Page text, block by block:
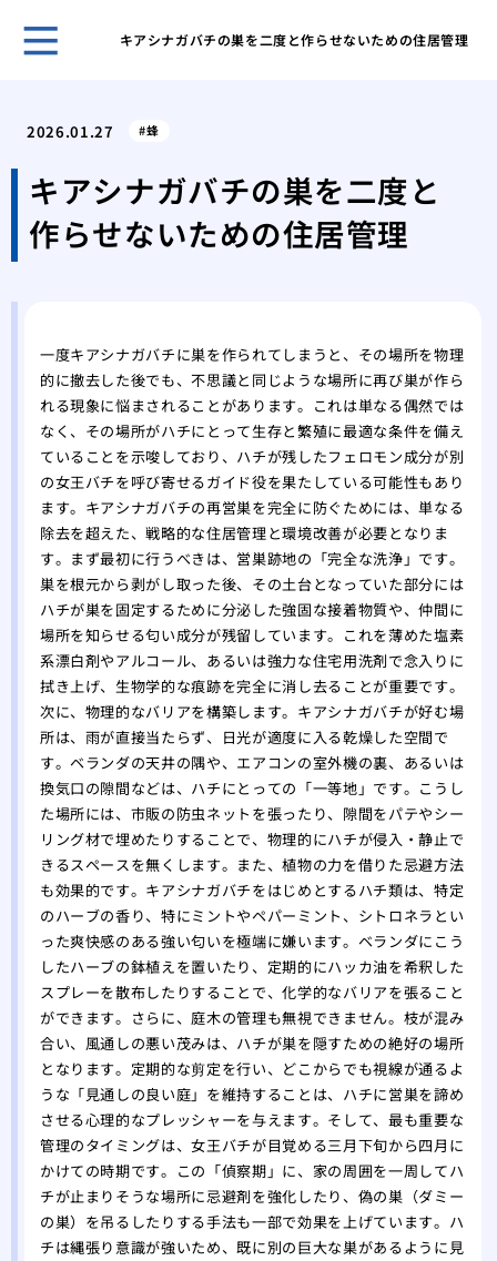
キアシナガバチの巣を二度と作らせないための住居管理
虫
紙
の
エ
ギ
2026.01.27 蜂
キアシナガバチの巣を二度と
作らせないための住居管理
一度キアシナガバチに巣を作られてしまうと、その場所を物理
的に撤去した後でも、不思議と同じような場所に再び巣が作ら
れる現象に悩まされることがあります。これは単なる偶然では
なく、その場所がハチにとって生存と繁殖に最適な条件を備え
ていることを示唆しており、ハチが残したフェロモン成分が別
の女王バチを呼び寄せるガイド役を果たしている可能性もあり
ます。キアシナガバチの再営巣を完全に防ぐためには、単なる
除去を超えた、戦略的な住居管理と環境改善が必要となりま
す。まず最初に行うべきは、営巣跡地の「完全な洗浄」です。
巣を根元から剥がし取った後、その土台となっていた部分には
ハチが巣を固定するために分泌した強固な接着物質や、仲間に
場所を知らせる匂い成分が残留しています。これを薄めた塩素
系漂白剤やアルコール、あるいは強力な住宅用洗剤で念入りに
拭き上げ、生物学的な痕跡を完全に消し去ることが重要です。
次に、物理的なバリアを構築します。キアシナガバチが好む場
所は、雨が直接当たらず、日光が適度に入る乾燥した空間で
す。ベランダの天井の隅や、エアコンの室外機の裏、あるいは
換気口の隙間などは、ハチにとっての「一等地」です。こうし
た場所には、市販の防虫ネットを張ったり、隙間をパテやシー
リング材で埋めたりすることで、物理的にハチが侵入・静止で
きるスペースを無くします。また、植物の力を借りた忌避方法
も効果的です。キアシナガバチをはじめとするハチ類は、特定
のハーブの香り、特にミントやペパーミント、シトロネラとい
った爽快感のある強い匂いを極端に嫌います。ベランダにこう
したハーブの鉢植えを置いたり、定期的にハッカ油を希釈した
スプレーを散布したりすることで、化学的なバリアを張ること
ができます。さらに、庭木の管理も無視できません。枝が混み
合い、風通しの悪い茂みは、ハチが巣を隠すための絶好の場所
となります。定期的な剪定を行い、どこからでも視線が通るよ
うな「見通しの良い庭」を維持することは、ハチに営巣を諦め
させる心理的なプレッシャーを与えます。そして、最も重要な
管理のタイミングは、女王バチが目覚める三月下旬から四月に
かけての時期です。この「偵察期」に、家の周囲を一周してハ
チが止まりそうな場所に忌避剤を強化したり、偽の巣（ダミー
の巣）を吊るしたりする手法も一部で効果を上げています。ハ
チは縄張り意識が強いため、既に別の巨大な巣があるように見